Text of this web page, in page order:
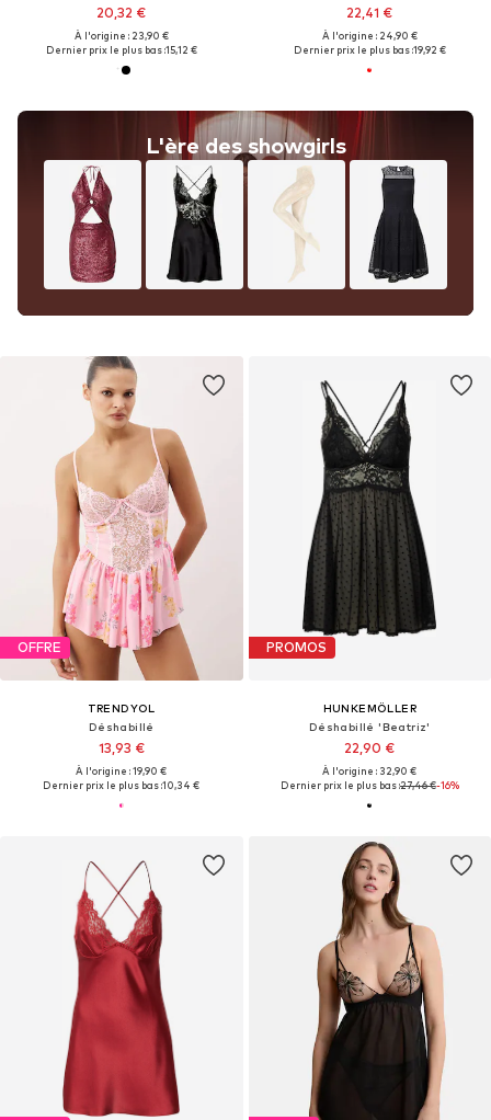
20,32 €
À l'origine : 23,90 €
Dernier prix le plus bas :15,12 €
22,41 €
À l'origine : 24,90 €
Dernier prix le plus bas :19,92 €
L'ère des showgirls
OFFRE
TRENDYOL
Déshabillé
13,93 €
À l'origine : 19,90 €
Dernier prix le plus bas :10,34 €
PROMOS
HUNKEMÖLLER
Déshabillé 'Beatriz'
22,90 €
À l'origine : 32,90 €
Dernier prix le plus bas :27,46 €-16%